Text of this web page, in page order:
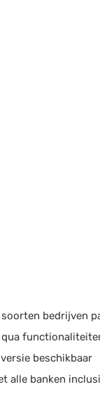
bedrijven
beschikbaar
alle banken